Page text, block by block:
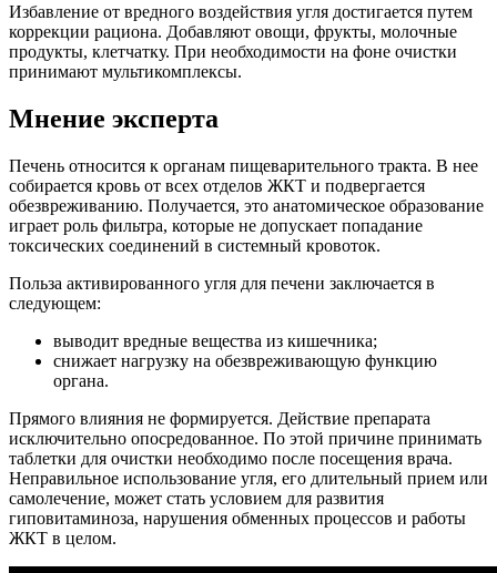
Избавление от вредного воздействия угля достигается путем
коррекции рациона. Добавляют овощи, фрукты, молочные
продукты, клетчатку. При необходимости на фоне очистки
принимают мультикомплексы.
Мнение эксперта
Печень относится к органам пищеварительного тракта. В нее
собирается кровь от всех отделов ЖКТ и подвергается
обезвреживанию. Получается, это анатомическое образование
играет роль фильтра, которые не допускает попадание
токсических соединений в системный кровоток.
Польза активированного угля для печени заключается в
следующем:
выводит вредные вещества из кишечника;
снижает нагрузку на обезвреживающую функцию
органа.
Прямого влияния не формируется. Действие препарата
исключительно опосредованное. По этой причине принимать
таблетки для очистки необходимо после посещения врача.
Неправильное использование угля, его длительный прием или
самолечение, может стать условием для развития
гиповитаминоза, нарушения обменных процессов и работы
ЖКТ в целом.